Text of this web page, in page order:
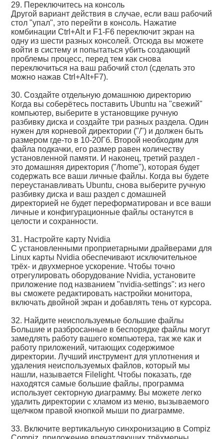
29. Переключитесь на консоль
Другой вариант действия в случае, если ваш рабочий
стол "упал", это перейти в консоль. Нажатие
комбинации Ctrl+Alt и F1-F6 переключит экран на
одну из шести разных консолей. Отсюда вы можете
войти в систему и попытаться убить создающий
проблемы процесс, перед тем как снова
переключиться на ваш рабочий стол (сделать это
можно нажав Ctrl+Alt+F7).
30. Создайте отдельную домашнюю директорию
Когда вы соберётесь поставить Ubuntu на "свежий"
компьютер, выберите в установщике ручную
разбивку диска и создайте три разных раздела. Один
нужен для корневой директории ("/") и должен быть
размером где-то в 10-20Гб. Второй необходим для
файла подкачки, его размер равен количеству
установленной памяти. И наконец, третий раздел -
это домашняя директория ("/home"), которая будет
содержать все ваши личные файлы. Когда вы будете
переустанавливать Ubuntu, снова выберите ручную
разбивку диска и ваш раздел с домашней
директорией не будет переформатирован и все ваши
личные и конфигурационные файлы останутся в
целости и сохранности.
31. Настройте карту Nvidia
С установленными проприетарными драйверами для
Linux карты Nvidia обеспечивают исключительное
трёх- и двухмерное ускорение. Чтобы точно
отрегулировать оборудование Nvidia, установите
приложение под названием "nvidia-settings": из него
вы сможете редактировать настройки монитора,
включать двойной экран и добавлять тень от курсора.
32. Найдите неиспользуемые большие файлы
Большие и разбросанные в беспорядке файлы могут
замедлять работу вашего компьютера, так же как и
работу приложений, читающих содержимое
директории. Лучший инструмент для уплотнения и
удаления неиспользуемых файлов, который мы
нашли, называется Filelight. Чтобы показать, где
находятся самые большие файлы, программа
использует секторную диаграмму. Вы можете легко
удалить директории с хламом из меню, вызываемого
щелчком правой кнопкой мыши по диаграмме.
33. Включите вертикальную синхронизацию в Compiz